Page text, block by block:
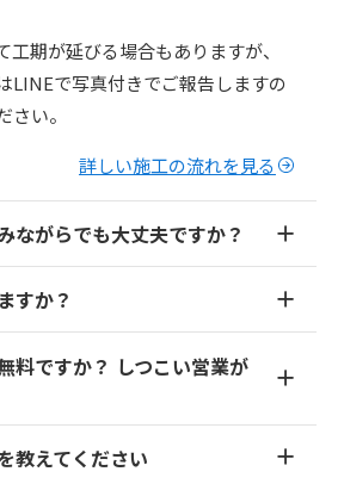
工期が延びる場合もありますが、
LINEで写真付きでご報告しますの
さい。
詳しい施工の流れを見る
ながらでも大丈夫ですか？
すか？
料ですか？ しつこい営業が
教えてください